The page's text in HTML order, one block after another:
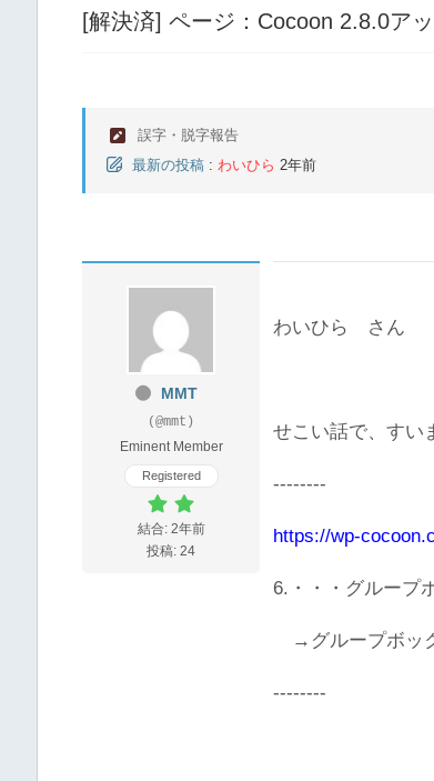
[解決済] ページ：Cocoon 2.8.0ア
誤字・脱字報告
最新の投稿 : わいひら 2年前
MMT
(@mmt)
Eminent Member
Registered
結合: 2年前
投稿: 24
わいひら さん
せこい話で、すい
--------
https://wp-
6.・・・ グループ
→グループボッ
--------